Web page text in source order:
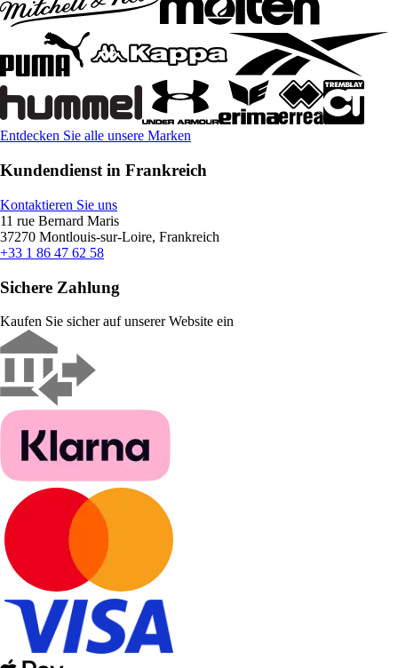
Entdecken Sie alle unsere Marken
Kundendienst in Frankreich
Kontaktieren Sie uns
11 rue Bernard Maris
37270 Montlouis-sur-Loire, Frankreich
+33 1 86 47 62 58
Sichere Zahlung
Kaufen Sie sicher auf unserer Website ein